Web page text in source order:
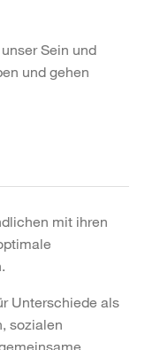
Sein und
und gehen
mit ihren
Unterschiede als
sozialen